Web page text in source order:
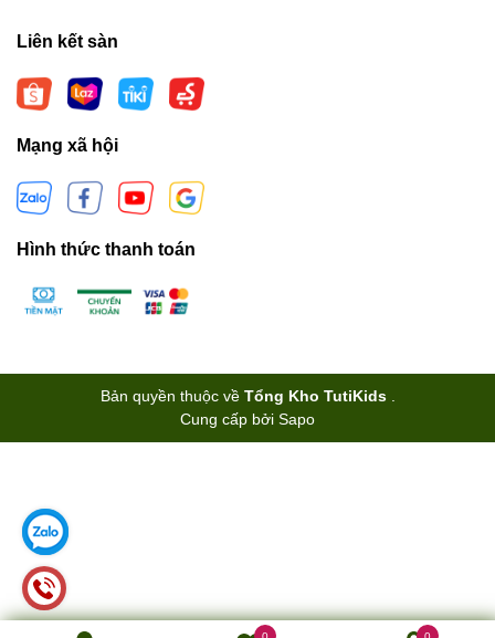
Liên kết sàn
Mạng xã hội
Hình thức thanh toán
Bản quyền thuộc về Tổng Kho TutiKids
Cung cấp bởi Sapo